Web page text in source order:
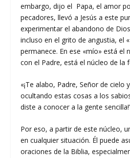
embargo, dijo el Papa, el amor
pecadores, llevó a Jesús a este
experimentar el abandono de
incluso en el grito de angustia, el
permanece. En ese «mío» está el
con el Padre, está el núcleo de la
«¡Te alabo, Padre, Señor de cielo
ocultando estas cosas a los
diste a conocer a la gente
Por eso, a partir de este núcleo,
en cualquier situación. Él puede
oraciones de la Biblia,